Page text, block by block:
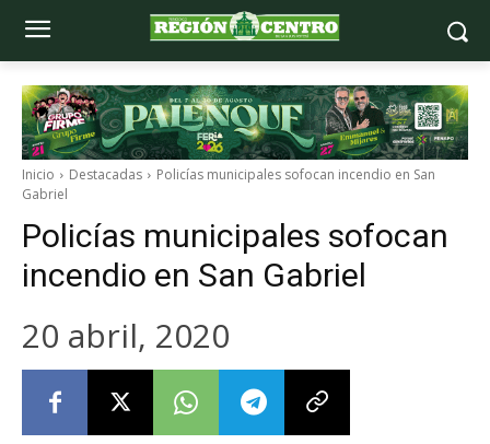
Inicio Destacadas
Policías municipales sofocan incendio en San
Gabriel
Policías municipales sofocan
incendio en San Gabriel
20 abril, 2020